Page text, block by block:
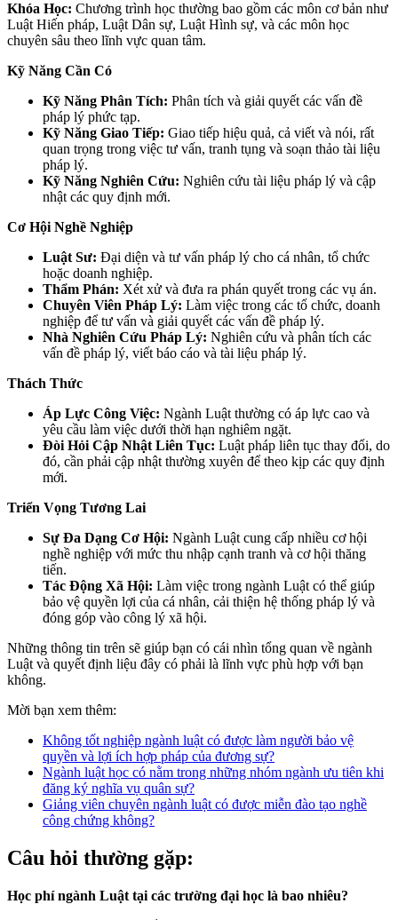
Khóa Học: Chương trình học thường bao gồm các môn cơ bản như
Luật Hiến pháp, Luật Dân sự, Luật Hình sự, và các môn học
chuyên sâu theo lĩnh vực quan tâm.
Kỹ Năng Cần Có
Kỹ Năng Phân Tích: Phân tích và giải quyết các vấn đề
pháp lý phức tạp.
Kỹ Năng Giao Tiếp: Giao tiếp hiệu quả, cả viết và nói, rất
quan trọng trong việc tư vấn, tranh tụng và soạn thảo tài liệu
pháp lý.
Kỹ Năng Nghiên Cứu: Nghiên cứu tài liệu pháp lý và cập
nhật các quy định mới.
Cơ Hội Nghề Nghiệp
Luật Sư: Đại diện và tư vấn pháp lý cho cá nhân, tổ chức
hoặc doanh nghiệp.
Thẩm Phán: Xét xử và đưa ra phán quyết trong các vụ án.
Chuyên Viên Pháp Lý: Làm việc trong các tổ chức, doanh
nghiệp để tư vấn và giải quyết các vấn đề pháp lý.
Nhà Nghiên Cứu Pháp Lý: Nghiên cứu và phân tích các
vấn đề pháp lý, viết báo cáo và tài liệu pháp lý.
Thách Thức
Áp Lực Công Việc: Ngành Luật thường có áp lực cao và
yêu cầu làm việc dưới thời hạn nghiêm ngặt.
Đòi Hỏi Cập Nhật Liên Tục: Luật pháp liên tục thay đổi, do
đó, cần phải cập nhật thường xuyên để theo kịp các quy định
mới.
Triển Vọng Tương Lai
Sự Đa Dạng Cơ Hội: Ngành Luật cung cấp nhiều cơ hội
nghề nghiệp với mức thu nhập cạnh tranh và cơ hội thăng
tiến.
Tác Động Xã Hội: Làm việc trong ngành Luật có thể giúp
bảo vệ quyền lợi của cá nhân, cải thiện hệ thống pháp lý và
đóng góp vào công lý xã hội.
Những thông tin trên sẽ giúp bạn có cái nhìn tổng quan về ngành
Luật và quyết định liệu đây có phải là lĩnh vực phù hợp với bạn
không.
Mời bạn xem thêm:
Không tốt nghiệp ngành luật có được làm người bảo vệ
quyền và lợi ích hợp pháp của đương sự?
Ngành luật học có nằm trong những nhóm ngành ưu tiên khi
đăng ký nghĩa vụ quân sự?
Giảng viên chuyên ngành luật có được miễn đào tạo nghề
công chứng không?
Câu hỏi thường gặp:
Học phí ngành Luật tại các trường đại học là bao nhiêu?